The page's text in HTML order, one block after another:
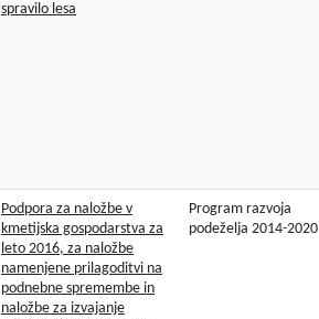
spravilo lesa
Podpora za naložbe v
kmetijska gospodarstva za
leto 2016, za naložbe
namenjene prilagoditvi na
podnebne spremembe in
naložbe za izvajanje
Program razvoja
podeželja 2014-2020